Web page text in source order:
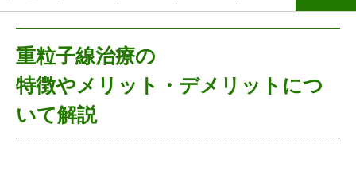
重粒子線治療の
特徴やメリット・デメリットにつ
いて解説